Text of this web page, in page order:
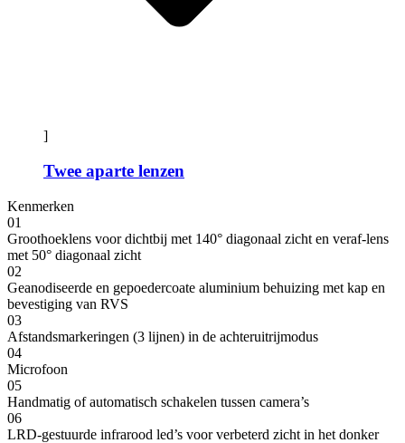
]
Twee aparte lenzen
Kenmerken
01
Groothoeklens voor dichtbij met 140° diagonaal zicht en veraf-lens
met 50° diagonaal zicht
02
Geanodiseerde en gepoedercoate aluminium behuizing met kap en
bevestiging van RVS
03
Afstandsmarkeringen (3 lijnen) in de achteruitrijmodus
04
Microfoon
05
Handmatig of automatisch schakelen tussen camera’s
06
LRD-gestuurde infrarood led’s voor verbeterd zicht in het donker